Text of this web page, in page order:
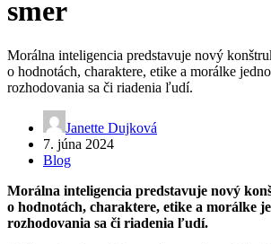
smer
Morálna inteligencia predstavuje nový
o hodnotách, charaktere, etike a morálke
rozhodovania sa či riadenia ľudí.
Janette Dujková
7. júna 2024
Blog
Morálna inteligencia predstavuje nový
o hodnotách, charaktere, etike a morálke
rozhodovania sa či riadenia ľudí.